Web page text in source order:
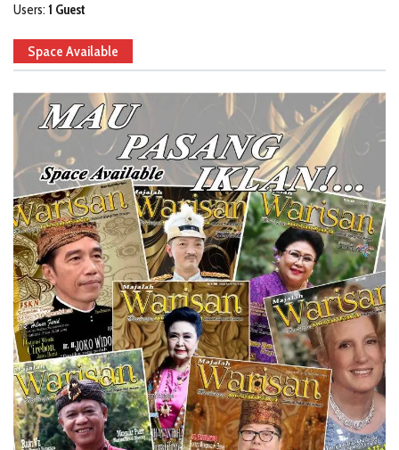
Users: 1 Guest
Space Available